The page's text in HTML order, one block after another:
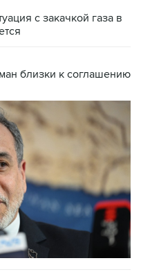
с закачкой газа в
близки к соглашению